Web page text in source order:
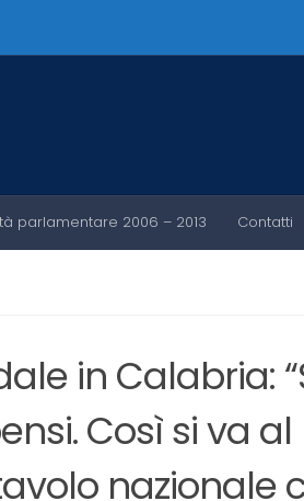
parlamentare 2006 – 2013 Contatti
in Calabria:
Così si va
nazionale